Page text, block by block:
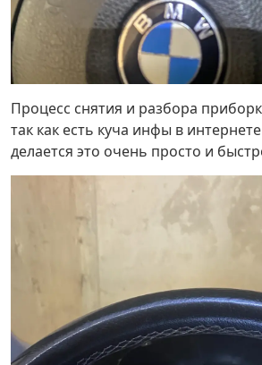
Процесс снятия и разбора
так как есть куча инфы в
делается это очень просто и